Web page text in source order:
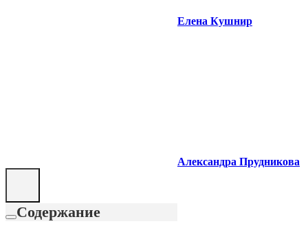
Елена Кушнир
Александра Прудникова
Содержание